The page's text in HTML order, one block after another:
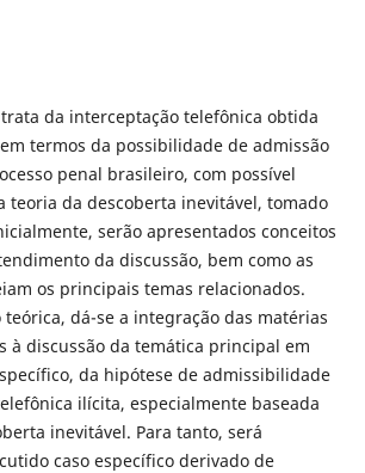
da interceptação telefônica obtida
termos da possibilidade de admissão
penal brasileiro, com possível
teoria da descoberta inevitável, tomado
serão apresentados conceitos
da discussão, bem como as
os principais temas relacionados.
teórica, dá-se a integração das matérias
à discussão da temática principal em
da hipótese de admissibilidade
ilícita, especialmente baseada
inevitável. Para tanto, será
caso específico derivado de